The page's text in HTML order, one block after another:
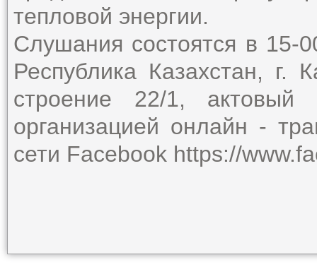
тепловой энергии.
Слушания состоятся в 15-
Республика Казахстан, г.
строение 22/1,
организацией онлайн -
сети Facebook https://